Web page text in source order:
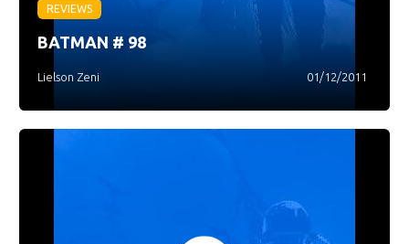
REVIEWS
BATMAN # 98
Lielson Zeni 01/12/2011